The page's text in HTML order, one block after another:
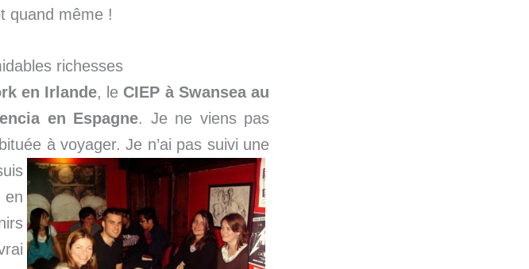
quand même !
richesses
en Irlande, le CIEP à Swansea au
en Espagne. Je ne viens pas
à voyager. Je n’ai pas suivi une